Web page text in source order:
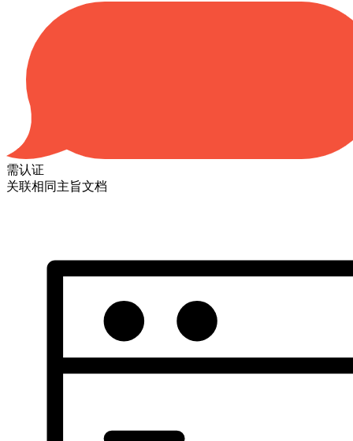
需认证
关联相同主旨文档